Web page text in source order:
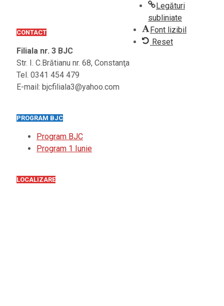
CONTACT
Filiala nr. 3 BJC
Str. I. C.Brătianu nr. 68, Constanţa
Tel. 0341 454 479
E-mail: bjcfiliala3@yahoo.com
PROGRAM BJC
Program BJC
Program 1 Iunie
LOCALIZARE
Legături
subliniate
Font lizibil
Reset